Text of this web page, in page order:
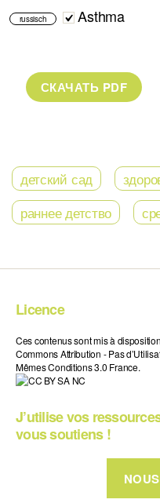
russisch Asthma
детский сад
раннее детство
Licence
Ces contenus sont mis à
Commons Attribution - Pas
Mêmes Conditions 3.0 France.
J’utilise vos
vous soutiens !